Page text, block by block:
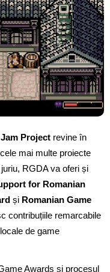
Project revine în
mai multe proiecte
RGDA va oferi și
for Romanian
și Romanian Game
contribuțiile remarcabile
de game
Awards și procesul